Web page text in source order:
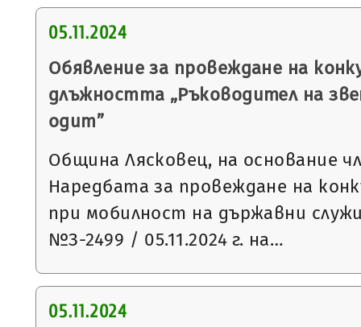
05.11.2024
Обявление за провеждане на
длъжността „Ръководител на
одит”
Община Лясковец, на основание
Наредбата за провеждане на
при мобилност на държавни
№З-2499 / 05.11.2024 г. на…
05.11.2024